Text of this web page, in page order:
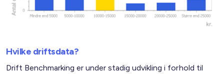
Hvilke driftsdata?
Drift Benchmarking er under stadig udvikling i forhold til